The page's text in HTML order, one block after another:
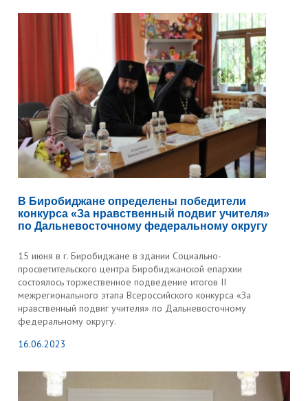
В Биробиджане определены победители
конкурса «За нравственный подвиг учителя»
по Дальневосточному федеральному округу
15 июня в г. Биробиджане в здании Социально-
просветительского центра Биробиджанской епархии
состоялось торжественное подведение итогов II
межрегионального этапа Всероссийского конкурса «За
нравственный подвиг учителя» по Дальневосточному
федеральному округу.
16.06.2023